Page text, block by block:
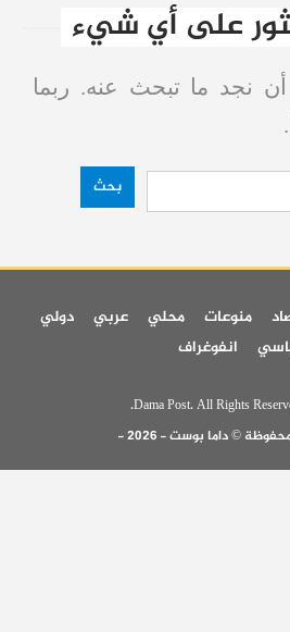
على أي شيء
أن نجد ما تبحث عنه. ربما
منوعات محلي عربي
دولي
انفوغراف
© داما بوست - 2026 -